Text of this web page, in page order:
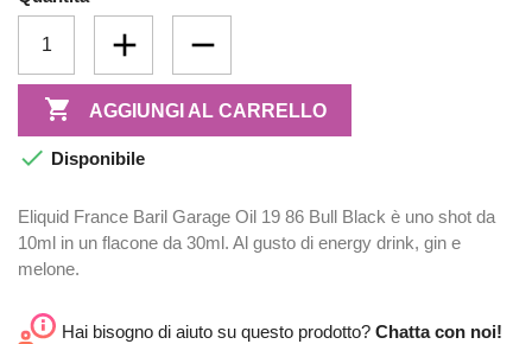
 AGGIUNGI AL CARRELLO
 Disponibile
Eliquid France Baril Garage Oil 19 86 Bull Black è uno shot da
10ml in un flacone da 30ml. Al gusto di energy drink, gin e
melone.
Hai bisogno di aiuto su questo prodotto? Chatta con noi!